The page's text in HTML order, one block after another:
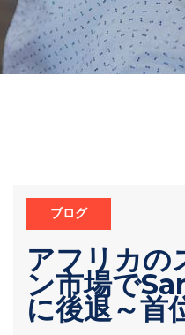
ブログ
アフリカの
ン市場で
に後退～首